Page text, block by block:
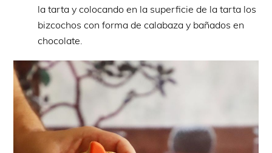
la tarta y colocando en la superficie de la tarta los
bizcochos con forma de calabaza y bañados en
chocolate.